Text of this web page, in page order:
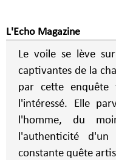
L'Echo Magazine
Le voile se lève
captivantes de la
par cette enquête
l'intéressé. Elle
l'homme, du
l'authenticité
constante quête